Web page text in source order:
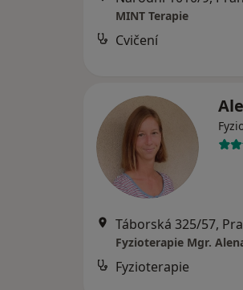
MINT Terapie
Cvičení
Táborská 325/57,
Fyzioterapie Mgr.
Fyzioterapie